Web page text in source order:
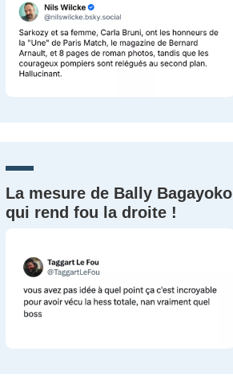
La mesure de Bally Bagayoko
qui rend fou la droite !
Ma propre
sélection